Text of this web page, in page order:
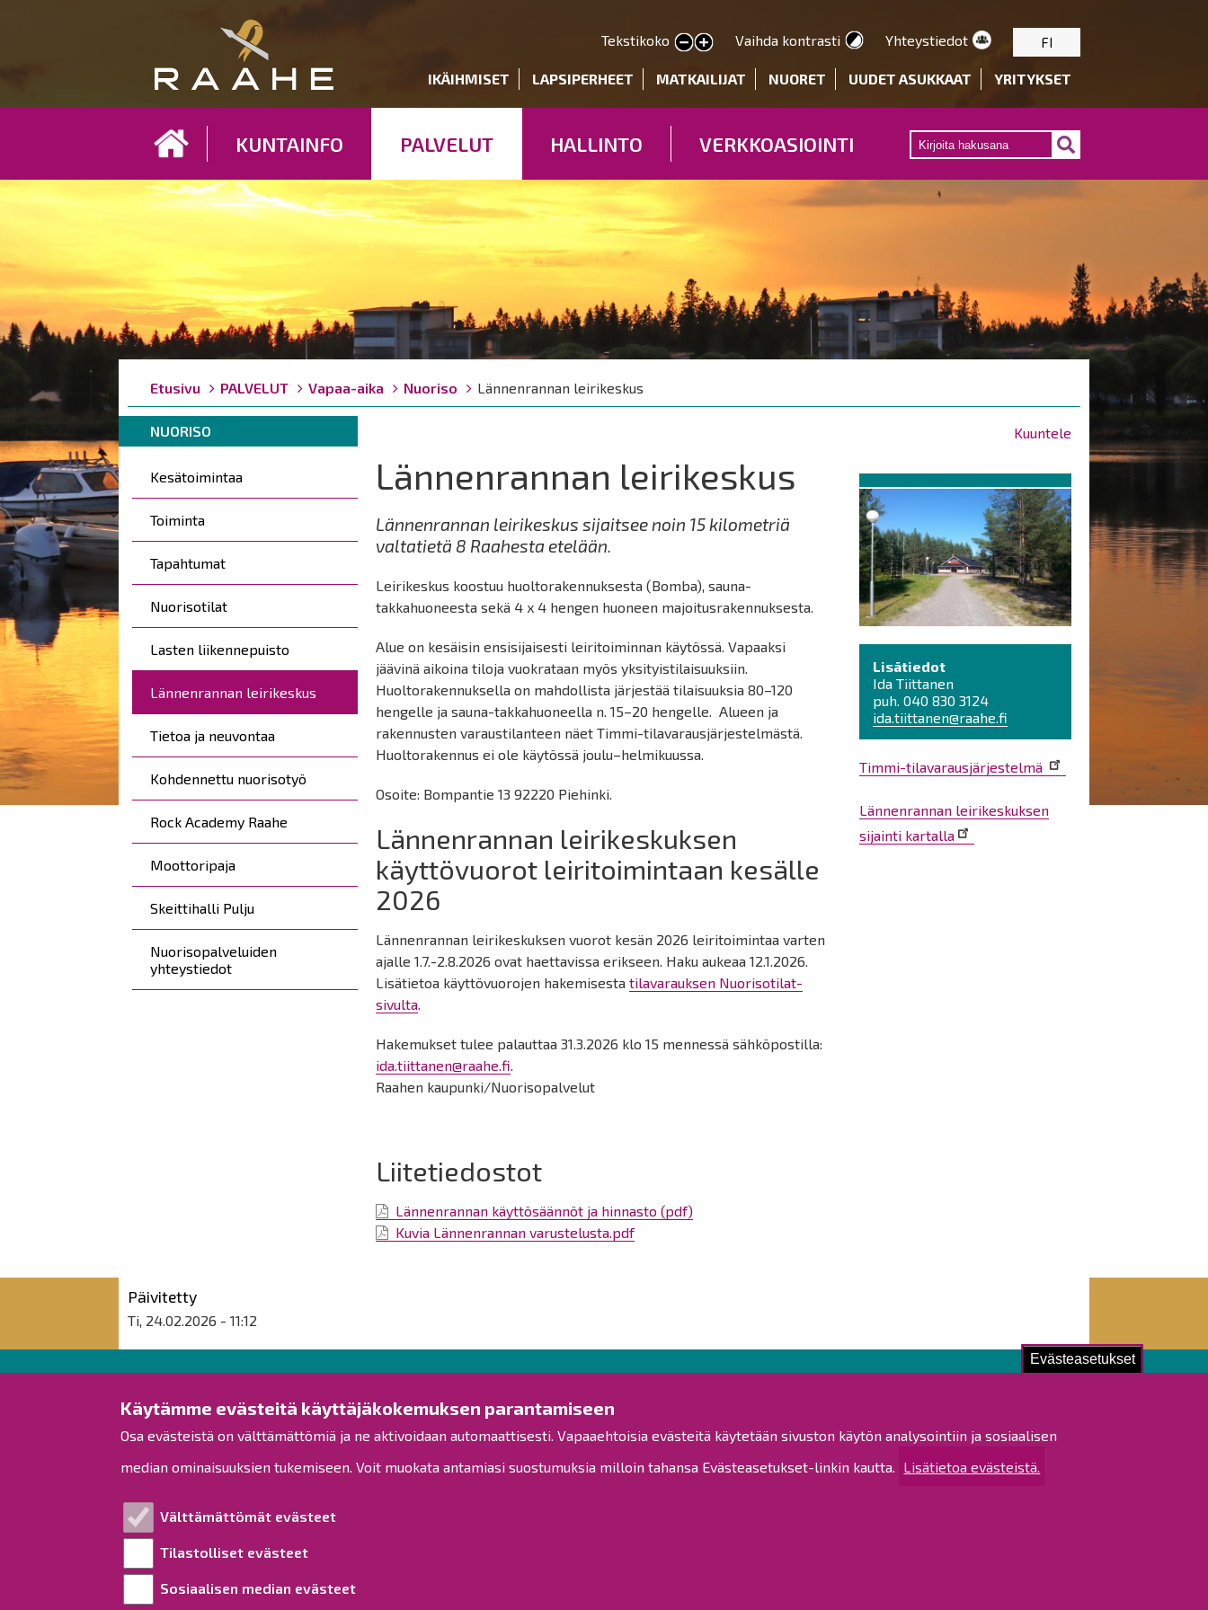
Evästeasetukset
Käytämme evästeitä käyttäjäkokemuksen parantamiseen
Osa evästeistä on välttämättömiä ja ne aktivoidaan automaattisesti. Vapaaehtoisia evästeitä käytetään sivuston käytön analysointiin ja sosiaalisen
median ominaisuuksien tukemiseen. Voit muokata antamiasi suostumuksia milloin tahansa Evästeasetukset-linkin kautta.
Lisätietoa evästeistä.
Välttämättömät evästeet
Tilastolliset evästeet
Sosiaalisen median evästeet
pääsisältöön
Tekstikoko
Pienennä tekstin kokoa
Suurenna tekstin kokoa Vaihda kontrasti Yhteystiedot FI
Kohderyhmät
IKÄIHMISET LAPSIPERHEET MATKAILIJAT NUORET UUDET ASUKKAAT YRITYKSET
KUNTAINFO PALVELUT HALLINTO VERKKOASIOINTI
Breadcrumbs
You
are
here:
Etusivu PALVELUT Vapaa-aika Nuoriso Lännenrannan leirikeskus
Breadcrumbs
are
here:
NUORISO Kuuntele
Päävalikko
Kesätoimintaa
Toiminta
Tapahtumat
Nuorisotilat
Lasten liikennepuisto
Lännenrannan leirikeskus
Tietoa ja neuvontaa
Kohdennettu nuorisotyö
Rock Academy Raahe
Moottoripaja
Skeittihalli Pulju
Nuorisopalveluiden
yhteystiedot
Lännenrannan leirikeskus
Lännenrannan leirikeskus sijaitsee noin 15 kilometriä
valtatietä 8 Raahesta etelään.
Leirikeskus koostuu huoltorakennuksesta (Bomba), sauna-
takkahuoneesta sekä 4 x 4 hengen huoneen majoitusrakennuksesta.
Alue on kesäisin ensisijaisesti leiritoiminnan käytössä. Vapaaksi
jäävinä aikoina tiloja vuokrataan myös yksityistilaisuuksiin.
Huoltorakennuksella on mahdollista järjestää tilaisuuksia 80–120
hengelle ja sauna-takkahuoneella n. 15–20 hengelle. Alueen ja
rakennusten varaustilanteen näet Timmi-tilavarausjärjestelmästä.
Huoltorakennus ei ole käytössä joulu–helmikuussa.
Osoite: Bompantie 13 92220 Piehinki.
Lännenrannan leirikeskuksen
käyttövuorot leiritoimintaan kesälle
2026
Lännenrannan leirikeskuksen vuorot kesän 2026 leiritoimintaa varten
ajalle 1.7.-2.8.2026 ovat haettavissa erikseen. Haku aukeaa 12.1.2026.
Lisätietoa käyttövuorojen hakemisestatilavarauksen Nuorisotilat-
sivulta.
Hakemukset tulee palauttaa 31.3.2026 klo 15 mennessä sähköpostilla:
ida.tiittanen@raahe.fi.
Raahen kaupunki/Nuorisopalvelut
Liitetiedostot
Lännenrannan käyttösäännöt ja hinnasto (pdf)
Kuvia Lännenrannan varustelusta.pdf
Lisätiedot
Ida Tiittanen
puh. 040 830 3124
ida.tiittanen@raahe.fi
Timmi-tilavarausjärjestelmä
Lännenrannan leirikeskuksen
sijainti kartalla
Päivitetty
Ti, 24.02.2026 - 11:12
Raahen kaupunki
Rantakatu 50
92100 Raahe
kirjaamo@raahe.fi
Y-tunnus: 1791817-6
Ota yhteyttä!
Yleinen palaute
Toimipisteet
Esityslistat ja pöytäkirjat
Viranhaltijapäätökset